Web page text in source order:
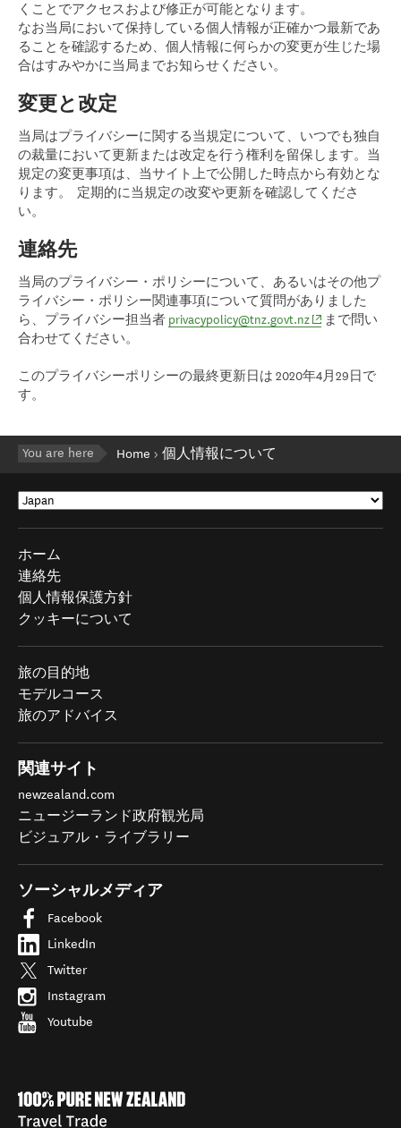
くことでアクセスおよび修正が可能となります。
なお当局において保持している個人情報が正確かつ最新であ
ることを確認するため、個人情報に何らかの変更が生じた場
合はすみやかに当局までお知らせください。
変更と改定
当局はプライバシーに関する当規定について、いつでも独自
の裁量において更新または改定を行う権利を留保します。当
規定の変更事項は、当サイト上で公開した時点から有効とな
ります。 定期的に当規定の改変や更新を確認してくださ
い。
連絡先
当局のプライバシー・ポリシーについて、あるいはその他プ
ライバシー・ポリシー関連事項について質問がありました
ら、プライバシー担当者 privacypolicy@tnz.govt.nz(opens in new
まで問い
合わせてください。
このプライバシーポリシーの最終更新日は 2020年4月29日で
す。
You are here Home 個人情報について
ホーム
連絡先
個人情報保護方針
クッキーについて
旅の目的地
モデルコース
旅のアドバイス
関連サイト
newzealand.com
ニュージーランド政府観光局
ビジュアル・ライブラリー
ソーシャルメディア
Facebook
LinkedIn
Twitter
Instagram
Youtube